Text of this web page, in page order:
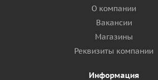
О компании
Вакансии
Магазины
Реквизиты компании
Информация